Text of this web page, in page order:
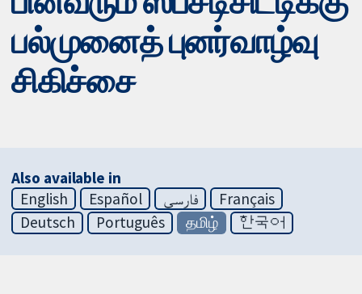
பல்முனைத் புனர்வாழ்வு
சிகிச்சை
Also available in
English
Español فارسی
Français
Deutsch
Português தமிழ் 한국어